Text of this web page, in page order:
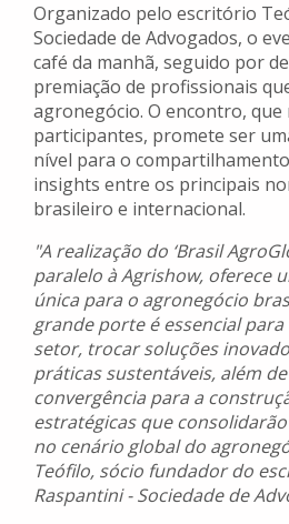
Organizado pelo escritório
Sociedade de Advogados, o
café da manhã, seguido por
premiação de profissionais
agronegócio. O encontro, que
participantes, promete ser
nível para o
insights entre os principais
brasileiro e internacional.
"A realização do ‘Brasil
paralelo à Agrishow, oferece
única para o agronegócio
grande porte é essencial
setor, trocar soluções
práticas sustentáveis, além
convergência para a
estratégicas que
no cenário global do
Teófilo, sócio fundador do
Raspantini - Sociedade de